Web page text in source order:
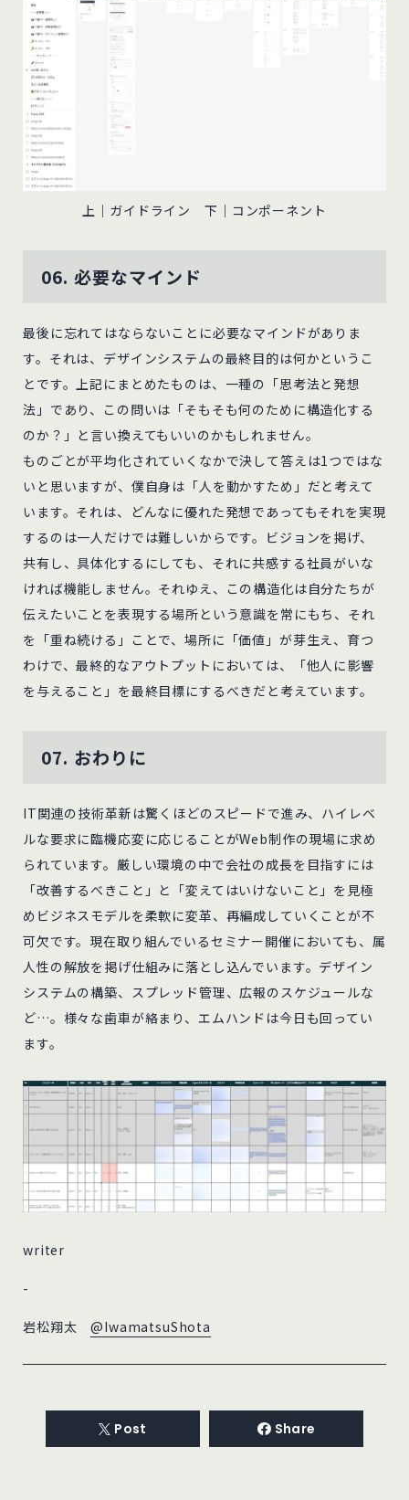
上｜ガイドライン 下｜コンポーネント
06. 必要なマインド
最後に忘れてはならないことに必要なマインドがありま
す。それは、デザインシステムの最終目的は何かというこ
とです。上記にまとめたものは、一種の「思考法と発想
法」であり、この問いは「そもそも何のために構造化する
のか？」と言い換えてもいいのかもしれません。
ものごとが平均化されていくなかで決して答えは1つではな
いと思いますが、僕自身は「人を動かすため」だと考えて
います。それは、どんなに優れた発想であってもそれを実現
するのは一人だけでは難しいからです。ビジョンを掲げ、
共有し、具体化するにしても、それに共感する社員がいな
ければ機能しません。それゆえ、この構造化は自分たちが
伝えたいことを表現する場所という意識を常にもち、それ
を「重ね続ける」ことで、場所に「価値」が芽生え、育つ
わけで、最終的なアウトプットにおいては、「他人に影響
を与えること」を最終目標にするべきだと考えています。
07. おわりに
IT関連の技術革新は驚くほどのスピードで進み、ハイレベ
ルな要求に臨機応変に応じることがWeb制作の現場に求め
られています。厳しい環境の中で会社の成長を目指すには
「改善するべきこと」と「変えてはいけないこと」を見極
めビジネスモデルを柔軟に変革、再編成していくことが不
可欠です。現在取り組んでいるセミナー開催においても、属
人性の解放を掲げ仕組みに落とし込んでいます。デザイン
システムの構築、スプレッド管理、広報のスケジュールな
ど…。様々な歯車が絡まり、エムハンドは今日も回ってい
ます。
writer
-
岩松翔太@IwamatsuShota
Post Share